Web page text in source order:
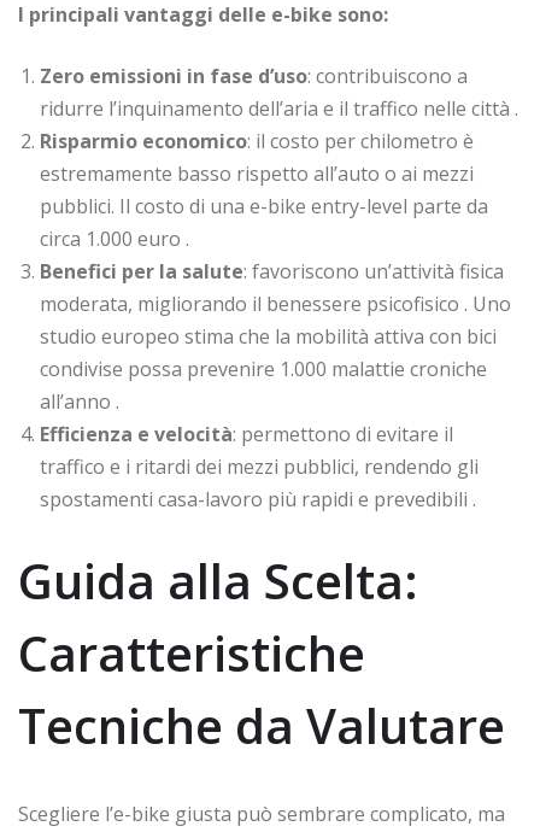
I principali vantaggi delle e-bike sono:
Zero emissioni in fase d’uso: contribuiscono a
ridurre l’inquinamento dell’aria e il traffico nelle città .
Risparmio economico: il costo per chilometro è
estremamente basso rispetto all’auto o ai mezzi
pubblici. Il costo di una e-bike entry-level parte da
circa 1.000 euro .
Benefici per la salute: favoriscono un’attività fisica
moderata, migliorando il benessere psicofisico . Uno
studio europeo stima che la mobilità attiva con bici
condivise possa prevenire 1.000 malattie croniche
all’anno .
Efficienza e velocità: permettono di evitare il
traffico e i ritardi dei mezzi pubblici, rendendo gli
spostamenti casa-lavoro più rapidi e prevedibili .
Guida alla Scelta:
Caratteristiche
Tecniche da Valutare
Scegliere l’e-bike giusta può sembrare complicato, ma